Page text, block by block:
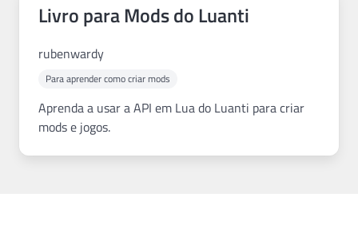
Livro para Mods do Luanti
rubenwardy
Para aprender como criar mods
Aprenda a usar a API em Lua do Luanti para criar
mods e jogos.